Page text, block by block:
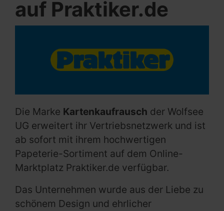
auf Praktiker.de
Die Marke Kartenkaufrausch der Wolfsee
UG erweitert ihr Vertriebsnetzwerk und ist
ab sofort mit ihrem hochwertigen
Papeterie-Sortiment auf dem Online-
Marktplatz Praktiker.de verfügbar.
Das Unternehmen wurde aus der Liebe zu
schönem Design und ehrlicher